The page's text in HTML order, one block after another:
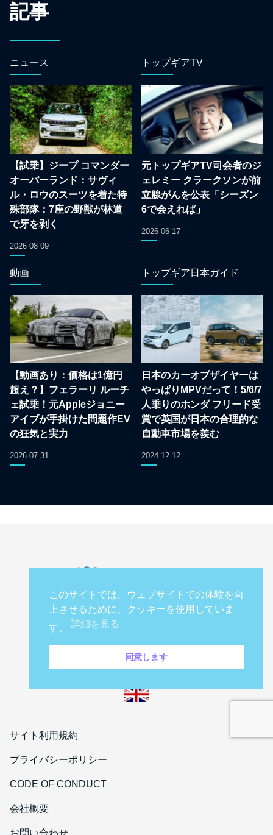
記事
ニュース
【試乗】ジープ コマンダー
オーバーランド：サヴィ
ル・ロウのスーツを着た特
殊部隊：7座の野獣が林道
で牙を剥く
2026 08 09
トップギアTV
元トップギアTV司会者のジ
ェレミー クラークソンが前
立腺がんを公表「シーズン
6で会えれば」
2026 06 17
動画
【動画あり：価格は1億円
超え？】フェラーリ ルーチ
ェ試乗！元Appleジョニー
アイブが手掛けた問題作EV
の狂気と実力
2026 07 31
トップギア日本ガイド
日本のカーオブザイヤーは
やっぱりMPVだって！5/6/7
人乗りのホンダ フリード受
賞で英国が日本の合理的な
自動車市場を羨む
2024 12 12
サイト利用規約
プライバシーポリシー
CODE OF CONDUCT
会社概要
このサイトでは、ウェブサイトでの体験を向
上させるために、クッキーを使用していま
す。 詳細を見る
同意します